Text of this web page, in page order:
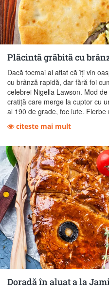
Plăcintă grăbită cu
Dacă tocmai ai aflat că îți vin
cu brânză rapidă, dar fără foi
celebrei Nigella Lawson. Mod
cratiță care merge la cuptor cu
al 190 de grade, foc iute.
citeste mai mult
Doradă în aluat a la